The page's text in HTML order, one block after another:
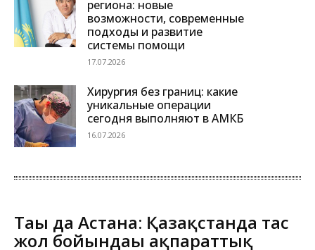
региона: новые
возможности, современные
подходы и развитие
системы помощи
17.07.2026
Хирургия без границ: какие
уникальные операции
сегодня выполняют в АМКБ
16.07.2026